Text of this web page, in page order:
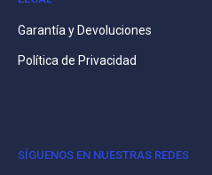
Garantía y Devoluciones
Política de Privacidad
SÍGUENOS EN NUESTRAS REDES